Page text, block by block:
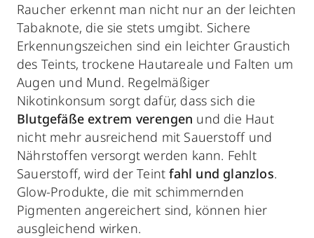
Raucher erkennt man nicht nur an der leichten
Tabaknote, die sie stets umgibt. Sichere
Erkennungszeichen sind ein leichter Graustich
des Teints, trockene Hautareale und Falten um
Augen und Mund. Regelmäßiger
Nikotinkonsum sorgt dafür, dass sich die
Blutgefäße extrem verengen und die Haut
nicht mehr ausreichend mit Sauerstoff und
Nährstoffen versorgt werden kann. Fehlt
Sauerstoff, wird der Teintfahl und glanzlos.
Glow-Produkte, die mit schimmernden
Pigmenten angereichert sind, können hier
ausgleichend wirken.